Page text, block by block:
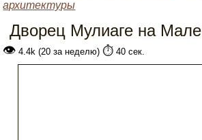
архитектуры
Дворец Мулиаге на Мале
👁 4.4k (20 за неделю) ⏱️ 40 сек.